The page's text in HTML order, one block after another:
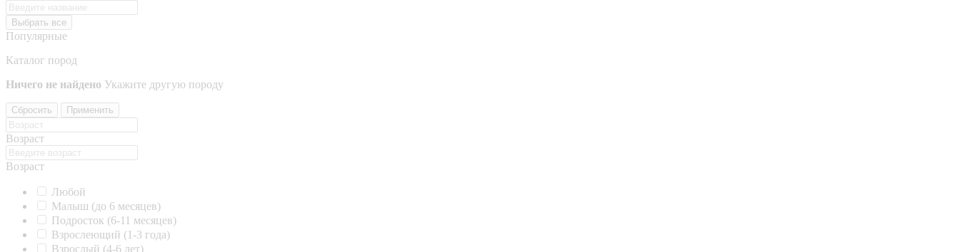
Выбрать все
Популярные
Каталог пород
Ничего не найдено Укажите другую породу
Сбросить Применить
Возраст
Возраст
Любой
Малыш (до 6 месяцев)
Подросток (6-11 месяцев)
Взрослеющий (1-3 года)
Взрослый (4-6 лет)